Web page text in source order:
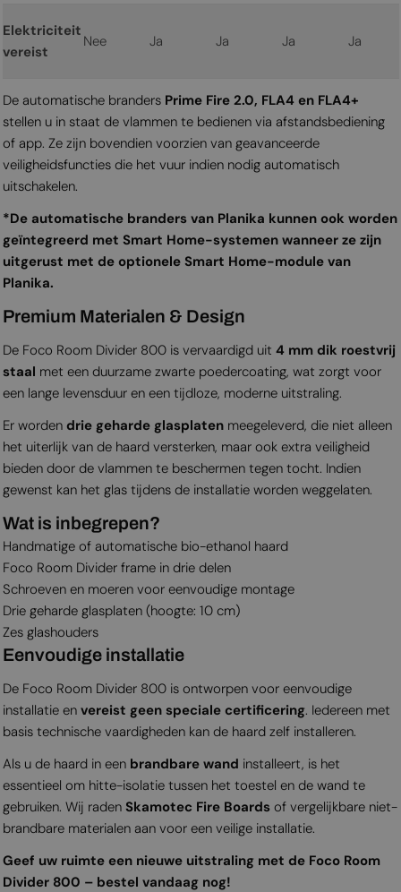
Elektriciteit
vereist
Nee Ja Ja Ja Ja
De automatische brandersPrime Fire 2.0, FLA4 en FLA4+
stellen u in staat de vlammen te bedienen via afstandsbediening
of app. Ze zijn bovendien voorzien van geavanceerde
veiligheidsfuncties die het vuur indien nodig automatisch
uitschakelen.
*De automatische branders van Planika kunnen ook worden
geïntegreerd met Smart Home-systemen wanneer ze zijn
uitgerust met de optionele Smart Home-module van
Planika.
Premium Materialen & Design
De Foco Room Divider 800 is vervaardigd uit 4 mm dik roestvrij
staal met een duurzame zwarte poedercoating, wat zorgt voor
een lange levensduur en een tijdloze, moderne uitstraling.
Er worden drie geharde glasplatenmeegeleverd, die niet alleen
het uiterlijk van de haard versterken, maar ook extra veiligheid
bieden door de vlammen te beschermen tegen tocht. Indien
gewenst kan het glas tijdens de installatie worden weggelaten.
Wat is inbegrepen?
Handmatige of automatische bio-ethanol haard
Foco Room Divider frame in drie delen
Schroeven en moeren voor eenvoudige montage
Drie geharde glasplaten (hoogte: 10 cm)
Zes glashouders
Eenvoudige installatie
De Foco Room Divider 800 is ontworpen voor eenvoudige
installatie en vereist geen speciale certificering. Iedereen met
basis technische vaardigheden kan de haard zelf installeren.
Als u de haard in een brandbare wand installeert, is het
essentieel om hitte-isolatie tussen het toestel en de wand te
gebruiken. Wij raden Skamotec Fire Boardsof vergelijkbare niet-
brandbare materialen aan voor een veilige installatie.
Geef uw ruimte een nieuwe uitstraling met de Foco Room
Divider 800 – bestel vandaag nog!